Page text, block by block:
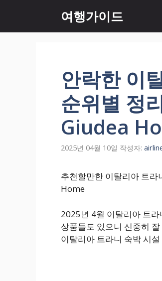
츠
여행가이드
안락한 이
순위별 정
Giudea
2025년 04월 10일 작성자:
추천할만한 이탈리아 트
Home
2025년 4월 이탈리아 트
상품들도 있으니 신중히
이탈리아 트라니 숙박 시